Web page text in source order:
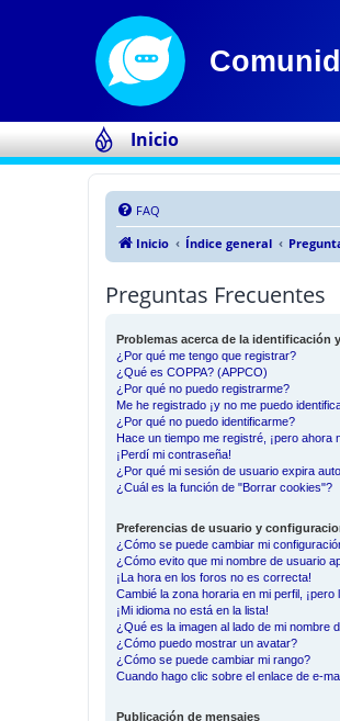
Inicio
FAQ
Inicio
Índice general
Preguntas Frecuentes
Problemas acerca de la identificación
¿Por qué me tengo que registrar?
¿Qué es COPPA? (APPCO)
¿Por qué no puedo registrarme?
Me he registrado ¡y no me puedo
¿Por qué no puedo identificarme?
Hace un tiempo me registré, ¡pero ahora
¡Perdí mi contraseña!
¿Por qué mi sesión de usuario expira
¿Cuál es la función de "Borrar cookies"?
Preferencias de usuario y
¿Cómo se puede cambiar mi
¿Cómo evito que mi nombre de usuario
¡La hora en los foros no es correcta!
Cambié la zona horaria en mi perfil,
¡Mi idioma no está en la lista!
¿Qué es la imagen al lado de mi nombre
¿Cómo puedo mostrar un avatar?
¿Cómo se puede cambiar mi rango?
Cuando hago clic sobre el enlace de e-
Publicación de mensajes